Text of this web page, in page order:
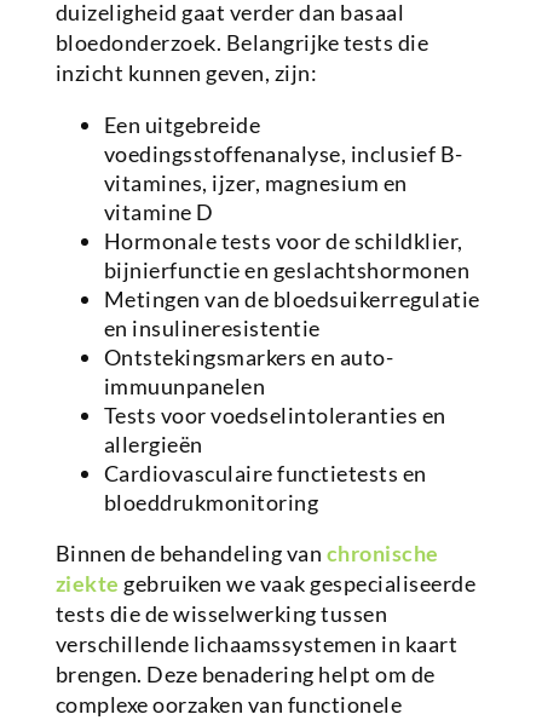
duizeligheid gaat verder dan basaal
bloedonderzoek. Belangrijke tests die
inzicht kunnen geven, zijn:
Een uitgebreide
voedingsstoffenanalyse, inclusief B-
vitamines, ijzer, magnesium en
vitamine D
Hormonale tests voor de schildklier,
bijnierfunctie en geslachtshormonen
Metingen van de bloedsuikerregulatie
en insulineresistentie
Ontstekingsmarkers en auto-
immuunpanelen
Tests voor voedselintoleranties en
allergieën
Cardiovasculaire functietests en
bloeddrukmonitoring
Binnen de behandeling van chronische
ziekte gebruiken we vaak gespecialiseerde
tests die de wisselwerking tussen
verschillende lichaamssystemen in kaart
brengen. Deze benadering helpt om de
complexe oorzaken van functionele